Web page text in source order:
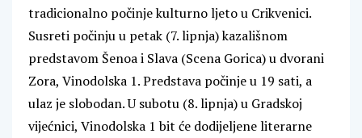
tradicionalno počinje kulturno ljeto u Crikvenici.
Susreti počinju u petak (7. lipnja) kazališnom
predstavom Šenoa i Slava (Scena Gorica) u dvorani
Zora, Vinodolska 1. Predstava počinje u 19 sati, a
ulaz je slobodan. U subotu (8. lipnja) u Gradskoj
vijećnici, Vinodolska 1 bit će dodijeljene literarne